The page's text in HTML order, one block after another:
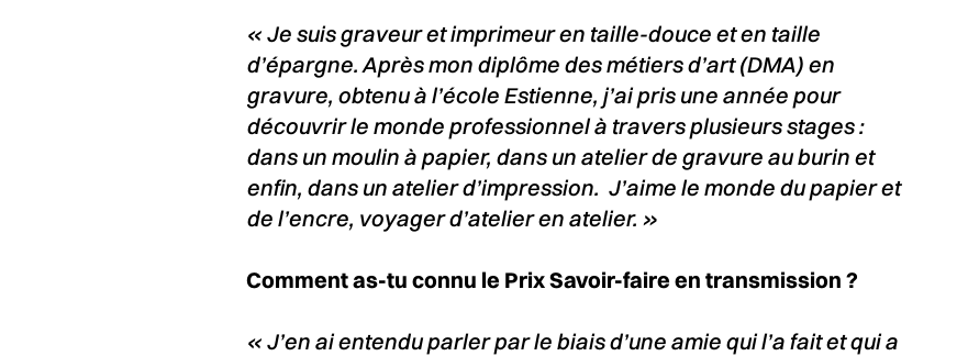
« Je suis graveur et imprimeur en taille-douce et en taille
d’épargne. Après mon diplôme des métiers d’art (DMA) en
gravure, obtenu à l’école Estienne, j’ai pris une année pour
découvrir le monde professionnel à travers plusieurs stages :
dans un moulin à papier, dans un atelier de gravure au burin et
enfin, dans un atelier d’impression. J’aime le monde du papier et
de l’encre, voyager d’atelier en atelier. »
Comment as-tu connu le Prix Savoir-faire en transmission ?
« J’en ai entendu parler par le biais d’une amie qui l’a fait et qui a